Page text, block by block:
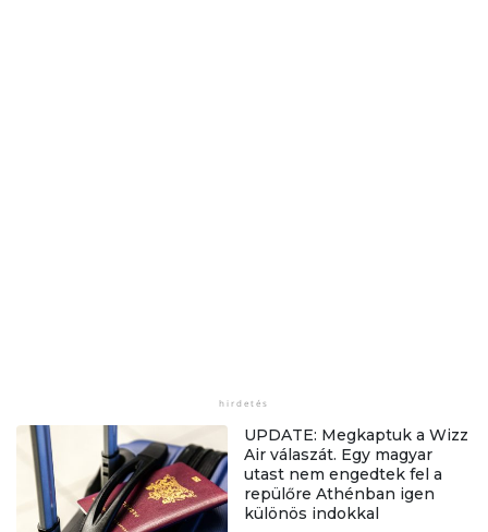
UPDATE: Megkaptuk a Wizz
Air válaszát. Egy magyar
utast nem engedtek fel a
repülőre Athénban igen
különös indokkal